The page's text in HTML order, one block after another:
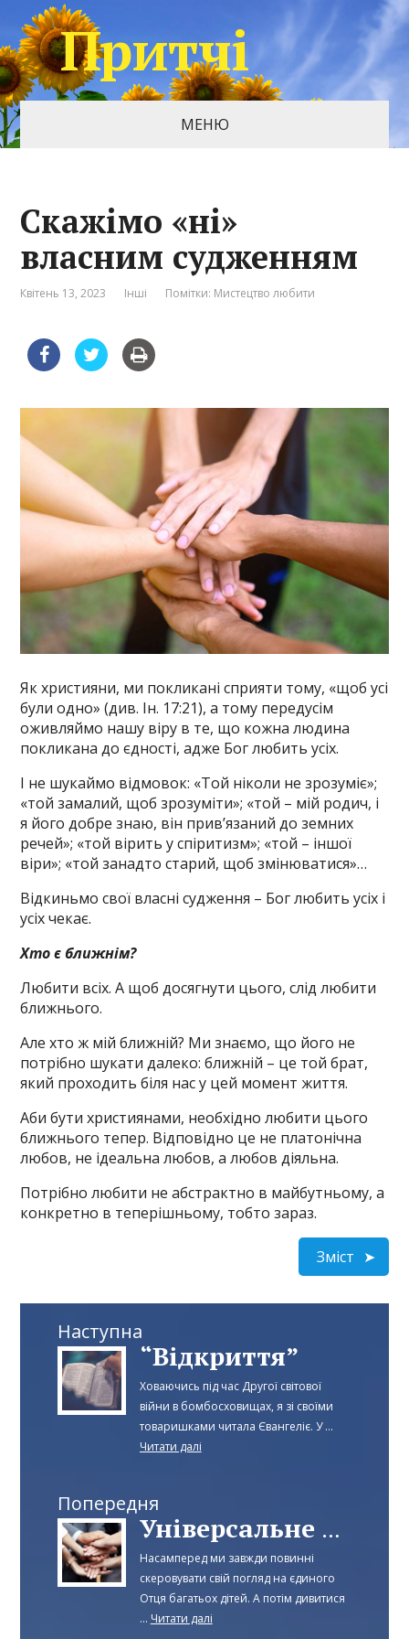
Притчі
МЕНЮ
Скажімо «ні»
власним судженням
Квітень 13, 2023 Інші Помітки: Мистецтво любити
Як християни, ми покликані сприяти тому, «щоб усі
були одно» (див. Ін. 17:21), а тому передусім
оживляймо нашу віру в те, що кожна людина
покликана до єдності, адже Бог любить усіх.
І не шукаймо відмовок: «Той ніколи не зрозуміє»;
«той замалий, щоб зрозуміти»; «той – мій родич, і
я його добре знаю, він прив’язаний до земних
речей»; «той вірить у спіритизм»; «той – іншої
віри»; «той занадто старий, щоб змінюватися»…
Відкиньмо свої власні судження – Бог любить усіх і
усіх чекає.
Хто є ближнім?
Любити всіх. А щоб досягнути цього, слід любити
ближнього.
Але хто ж мій ближній? Ми знаємо, що його не
потрібно шукати далеко: ближній – це той брат,
який проходить біля нас у цей момент життя.
Аби бути християнами, необхідно любити цього
ближнього тепер. Відповідно це не платонічна
любов, не ідеальна любов, а любов діяльна.
Потрібно любити не абстрактно в майбутньому, а
конкретно в теперішньому, тобто зараз.
Зміст
Наступна
“Відкриття”
Ховаючись під час Другої світової
війни в бомбосховищах, я зі своїми
товаришками читала Євангеліє. У ...
Читати далі
Попередня
Універсальне братерство
Насамперед ми завжди повинні
скеровувати свій погляд на єдиного
Отця багатьох дітей. А потім дивитися
... Читати далі